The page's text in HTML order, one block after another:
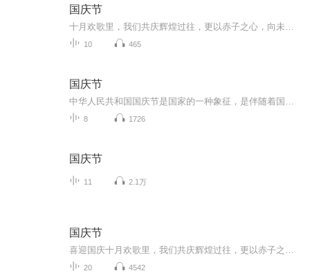
国庆节
10 465
国庆节
8 1726
国庆节
11 2.1万
国庆节
20 4542